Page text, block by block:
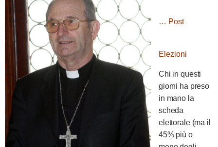
… Post
Elezioni
Chi in questi
giorni ha preso
in mano la
scheda
elettorale (ma il
45% più o